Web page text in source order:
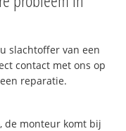
slachtoffer van een
contact met ons op
reparatie.
de monteur komt bij